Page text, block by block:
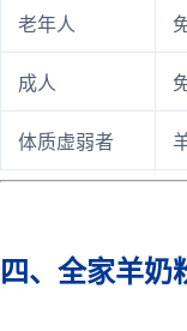
老年人
成人
体质虚弱者
四、全家羊奶